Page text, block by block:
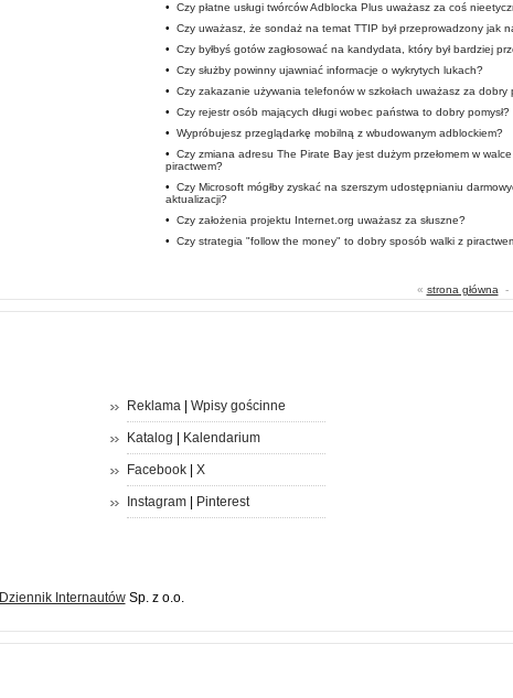
• Czy płatne usługi twórców Adblocka Plus uważasz za coś
• Czy uważasz, że sondaż na temat TTIP był przeprowadzony jak
• Czy byłbyś gotów zagłosować na kandydata, który był bardziej
• Czy służby powinny ujawniać informacje o wykrytych lukach?
• Czy zakazanie używania telefonów w szkołach uważasz za dobry
• Czy rejestr osób mających długi wobec państwa to dobry pomysł?
• Wypróbujesz przeglądarkę mobilną z wbudowanym adblockiem?
• Czy zmiana adresu The Pirate Bay jest dużym przełomem w walce
piractwem?
• Czy Microsoft mógłby zyskać na szerszym udostępnianiu
aktualizacji?
• Czy założenia projektu Internet.org uważasz za słuszne?
• Czy strategia "follow the money" to dobry sposób walki z
« strona główna -
Reklama| Wpisy gościnne
Katalog Kalendarium
Facebook| X
Instagram| Pinterest
Dziennik InternautówSp. z o.o.